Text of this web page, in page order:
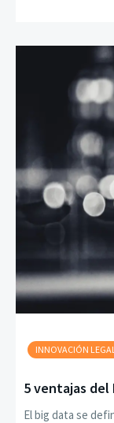
INNOVACIÓN
5 ventajas
El big data se